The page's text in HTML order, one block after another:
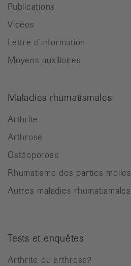
Publications
Vidéos
Lettre d’information
Moyens auxiliaires
Maladies rhumatismales
Arthrite
Arthrose
Ostéoporose
Rhumatisme des parties molles
Autres maladies rhumatismales
Tests et enquêtes
Arthrite ou arthrose?